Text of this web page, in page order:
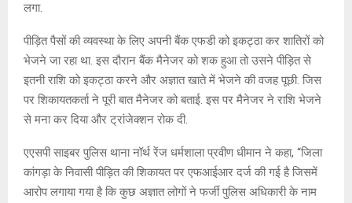
लगा.
पीड़ित पैसों की व्यवस्था के लिए अपनी बैंक एफडी को इकट्ठा कर शातिरों को
भेजने जा रहा था. इस दौरान बैंक मैनेजर को शक हुआ तो उसने पीड़ित से
इतनी राशि को इकट्ठा करने और अज्ञात खाते में भेजने की वजह पूछी. जिस
पर शिकायतकर्ता ने पूरी बात मैनेजर को बताई. इस पर मैनेजर ने राशि भेजने
से मना कर दिया और ट्रांजेक्शन रोक दी.
एएसपी साइबर पुलिस थाना नॉर्थ रेंज धर्मशाला प्रवीण धीमान ने कहा, “जिला
कांगड़ा के निवासी पीड़ित की शिकायत पर एफआईआर दर्ज की गई है जिसमें
आरोप लगाया गया है कि कुछ अज्ञात लोगों ने फर्जी पुलिस अधिकारी के नाम